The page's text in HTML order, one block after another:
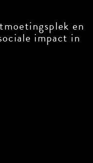
en
impact in